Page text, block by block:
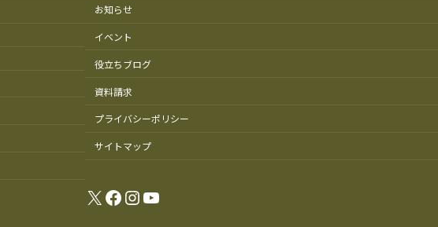
お知らせ
イベント
役立ちブログ
資料請求
プライバシーポリシー
サイトマップ
X Facebook
Instagram
YouTube